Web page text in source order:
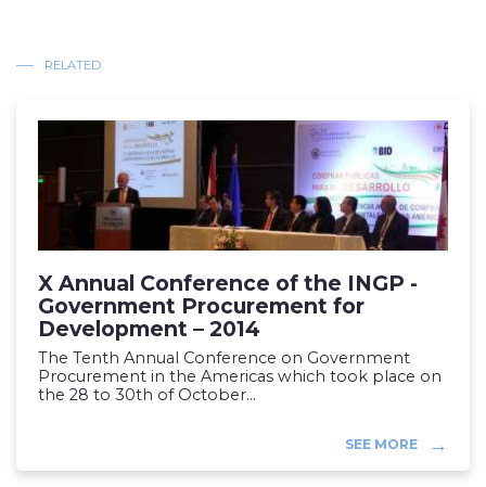
RELATED
X Annual Conference of the INGP -
Government Procurement for
Development – 2014
The Tenth Annual Conference on Government
Procurement in the Americas which took place on
the 28 to 30th of October...
SEE MORE